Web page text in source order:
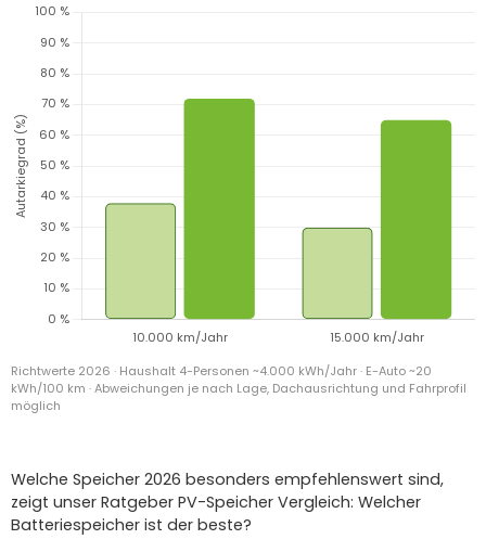
Richtwerte 2026 · Haushalt 4-Personen ~4.000 kWh/Jahr · E-Auto ~20
kWh/100 km · Abweichungen je nach Lage, Dachausrichtung und Fahrprofil
möglich
Welche Speicher 2026 besonders empfehlenswert sind,
zeigt unser Ratgeber PV-Speicher Vergleich: Welcher
Batteriespeicher ist der beste?